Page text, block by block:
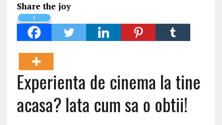
Share the joy
1
Experienta de cinema la tine
acasa? Iata cum sa o obtii!